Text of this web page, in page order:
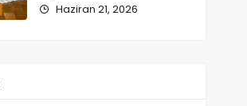
Haziran 21, 2026